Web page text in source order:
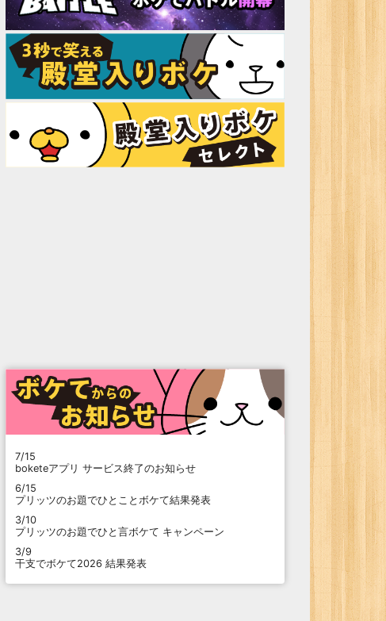
7/15
boketeアプリ サービス終了のお知らせ
6/15
プリッツのお題でひとことボケて結果発表
3/10
プリッツのお題でひと言ボケて キャンペーン
3/9
干支でボケて2026 結果発表